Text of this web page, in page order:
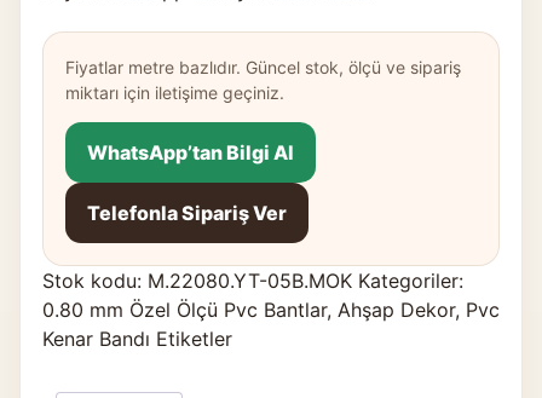
Fiyatlar metre bazlıdır. Güncel stok, ölçü ve sipariş
miktarı için iletişime geçiniz.
WhatsApp’tan Bilgi Al
Telefonla Sipariş Ver
Stok kodu: M.22080.YT-05B.MOK Kategoriler:
0.80 mm Özel Ölçü Pvc Bantlar, Ahşap Dekor, Pvc
Kenar Bandı Etiketler